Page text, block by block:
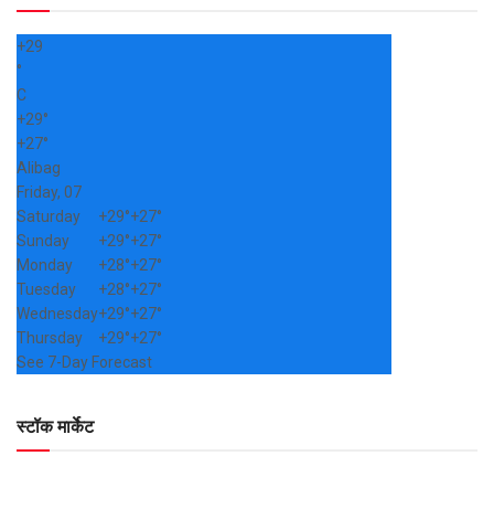
+29
°
C
+29°
+27°
Alibag
Friday, 07
Saturday
+29°+27°
Sunday
+29°+27°
Monday
+28°+27°
Tuesday
+28°+27°
Wednesday+29°+27°
Thursday
+29°+27°
See 7-Day Forecast
स्टॉक मार्केट